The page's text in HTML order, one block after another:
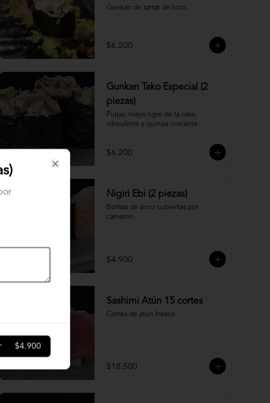
Gunkan de tartar de loco.
$6.200
Gunkan Tako Especial (2
piezas)
Pulpo, mayo tigre de la casa,
ciboulette y quinoa crocante.
$6.200
Nigiri Ebi (2 piezas)
Bolitas de arroz cubiertas por
camarón.
$4.900
Sashimi Atún 15 cortes
Cortes de atún fresco
$18.500
$4.900